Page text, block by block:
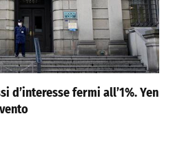
d’interesse fermi all’1%. Yen